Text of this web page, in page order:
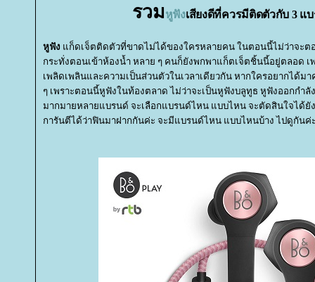
รวมหูฟังเสียงดีที่ควรมีติดตัวกับ 3 แ
หูฟัง ก็ดเจ็ตติดตัวที่ขาดไม่ได้ของใครหลายคน ในตอนนี้ไม่ว่าจะต
กระทั่งตอนเข้าห้องน้ำ หลาย ๆ คนก็ยังพกพาแก็ตเจ็ตชิ้นนี้อยู่ตลอด เ
เพลิดเพลินและความเป็นส่วนตัวในเวลาเดียวกัน หากใครอยากได้
ๆ เพราะตอนนี้หูฟังในท้องตลาด ไม่ว่าจะเป็นหูฟังบลูทูธ หูฟังออกกำ
มากมายหลายแบรนด์ จะเลือกแบรนด์ไหน แบบไหน จะตัดสินใจได้
การันตีได้ว่าฟินมาฝากกันค่ะ จะมีแบรนด์ไหน แบบไหนบ้าง ไปดูกันค่